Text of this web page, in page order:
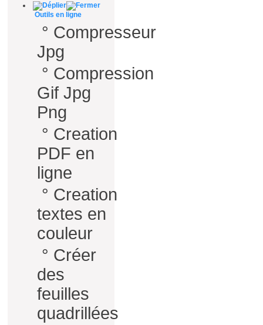
Outils en ligne
° Compresseur
Jpg
° Compression
Gif Jpg
Png
° Creation
PDF en
ligne
° Creation
textes en
couleur
° Créer
des
feuilles
quadrillées